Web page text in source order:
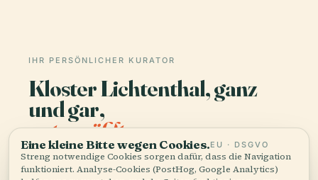
IHR PERSÖNLICHER KURATOR
Kloster Lichtenthal, ganz
und gar,
gut erzählt.
Audioguides für 1.100+ Städte in 96 Ländern.
Eine kleine Bitte wegen Cookies.EU · DSGVO
Streng notwendige Cookies sorgen dafür, dass die Navigation
funktioniert. Analyse-Cookies (PostHog, Google Analytics)